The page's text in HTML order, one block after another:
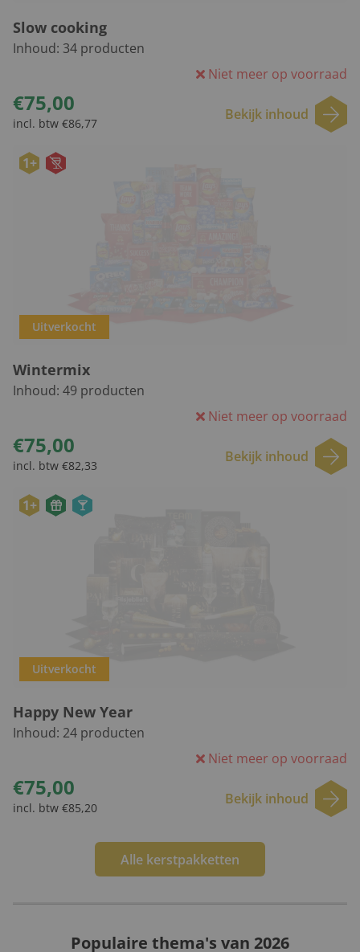
Slow cooking
Inhoud: 34 producten
Niet meer op voorraad
€75,00
incl. btw €86,77
Bekijk inhoud
1+
Uitverkocht
Wintermix
Inhoud: 49 producten
Niet meer op voorraad
€75,00
incl. btw €82,33
Bekijk inhoud
1+
Uitverkocht
Happy New Year
Inhoud: 24 producten
Niet meer op voorraad
€75,00
incl. btw €85,20
Bekijk inhoud
Alle kerstpakketten
Populaire thema's van 2026